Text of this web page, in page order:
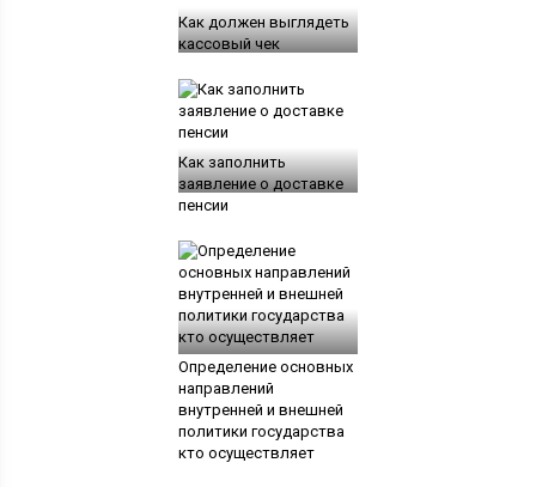
Как должен выглядеть
кассовый чек
Как заполнить
заявление о доставке
пенсии
Определение основных
направлений
внутренней и внешней
политики государства
кто осуществляет